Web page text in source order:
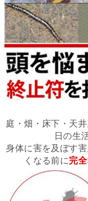
庭・畑・床下・天
日の生
身体に害を及ぼす
くなる前に完